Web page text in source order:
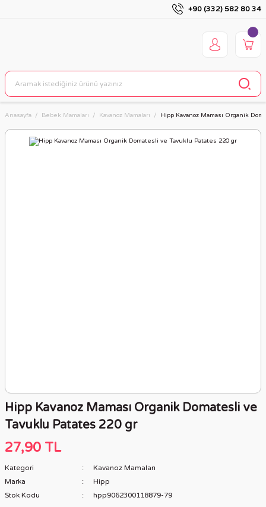
+90 (332) 582 80 34
Anasayfa Bebek Mamaları Kavanoz Mamaları Hipp Kavanoz Maması Organik
Hipp Kavanoz Maması Organik Domatesli ve
Tavuklu Patates 220 gr
27,90 TL
Kategori
Kavanoz Mamaları
Marka
Hipp
Stok Kodu
hpp9062300118879-79